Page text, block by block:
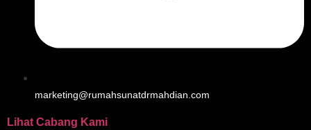
marketing@rumahsunatdrmahdian.com
Lihat Cabang Kami